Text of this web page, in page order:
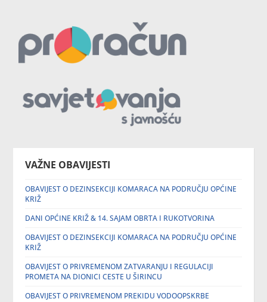
VAŽNE OBAVIJESTI
OBAVIJEST O DEZINSEKCIJI KOMARACA NA PODRUČJU OPĆINE
KRIŽ
DANI OPĆINE KRIŽ & 14. SAJAM OBRTA I RUKOTVORINA
OBAVIJEST O DEZINSEKCIJI KOMARACA NA PODRUČJU OPĆINE
KRIŽ
OBAVIJEST O PRIVREMENOM ZATVARANJU I REGULACIJI
PROMETA NA DIONICI CESTE U ŠIRINCU
OBAVIJEST O PRIVREMENOM PREKIDU VODOOPSKRBE